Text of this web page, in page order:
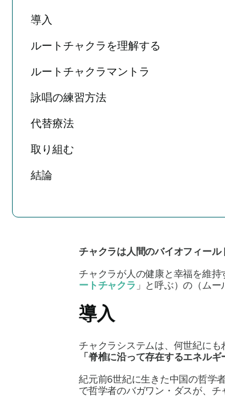
導入
ルートチャクラを理解する
ルートチャクラマントラ
詠唱の練習方法
代替療法
取り組む
結論
チャクラは人間のバイオフィー
チャクラが人の健康と幸福を維
ートチャクラ 」と呼ぶ）の（ム
導入
チャクラシステムは、何世紀に
「脊椎に沿って存在するエネル
紀元前6世紀に生きた中国の哲学
で哲学者のバガワン・ダスが、チ